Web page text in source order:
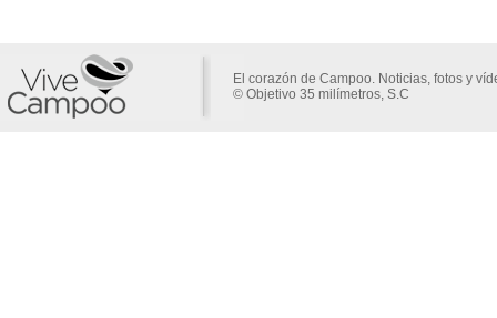
El corazón de Campoo. Noticias, fotos y
© Objetivo 35 milímetros, S.C